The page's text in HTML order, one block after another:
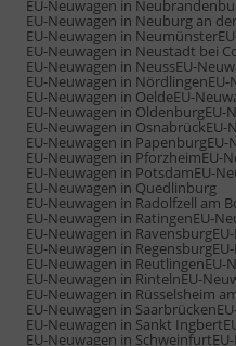
EU-Neuwagen in
EU-Neuwagen in Neuburg an
EU-Neuwagen in Neumünster
EU-Neuwagen in Neustadt bei
EU-Neuwagen in NeussEU-
EU-Neuwagen in Nördlingen
EU-Neuwagen in OeldeEU-
EU-Neuwagen in OldenburgEU-
EU-Neuwagen in OsnabrückEU-
EU-Neuwagen in PapenburgEU-
EU-Neuwagen in PforzheimEU-
EU-Neuwagen in PotsdamEU-
EU-Neuwagen in Quedlinburg
EU-Neuwagen in Radolfzell am
EU-Neuwagen in RatingenEU-
EU-Neuwagen in Ravensburg
EU-Neuwagen in Regensburg
EU-Neuwagen in ReutlingenEU-
EU-Neuwagen in RintelnEU-
EU-Neuwagen in Rüsselsheim
EU-Neuwagen in Saarbrücken
EU-Neuwagen in Sankt Ingbert
EU-Neuwagen in Schweinfurt